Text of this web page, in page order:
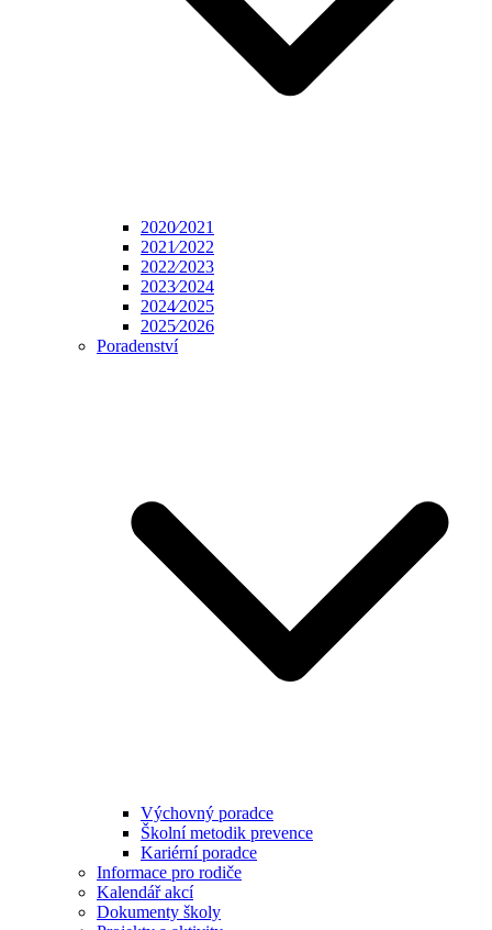
2020⁄2021
2021⁄2022
2022⁄2023
2023⁄2024
2024⁄2025
2025⁄2026
Poradenství
Výchovný poradce
Školní metodik prevence
Kariérní poradce
Informace pro rodiče
Kalendář akcí
Dokumenty školy